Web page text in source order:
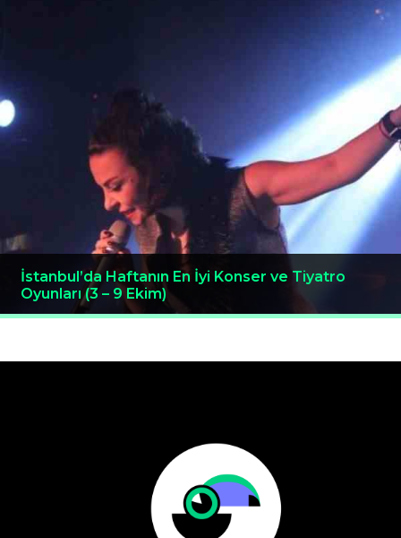
İstanbul’da Haftanın En İyi Konser ve Tiyatro
Oyunları (3 – 9 Ekim)